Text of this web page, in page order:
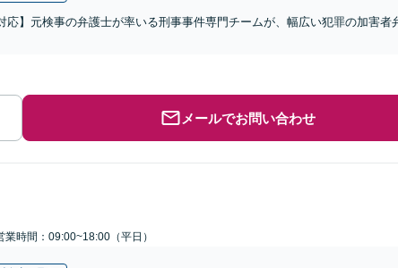
応】元検事の弁護士が率いる刑事事件専門チームが、幅広い犯罪の加害者
メールでお問い合わせ
業時間：09:00~18:00（平日）